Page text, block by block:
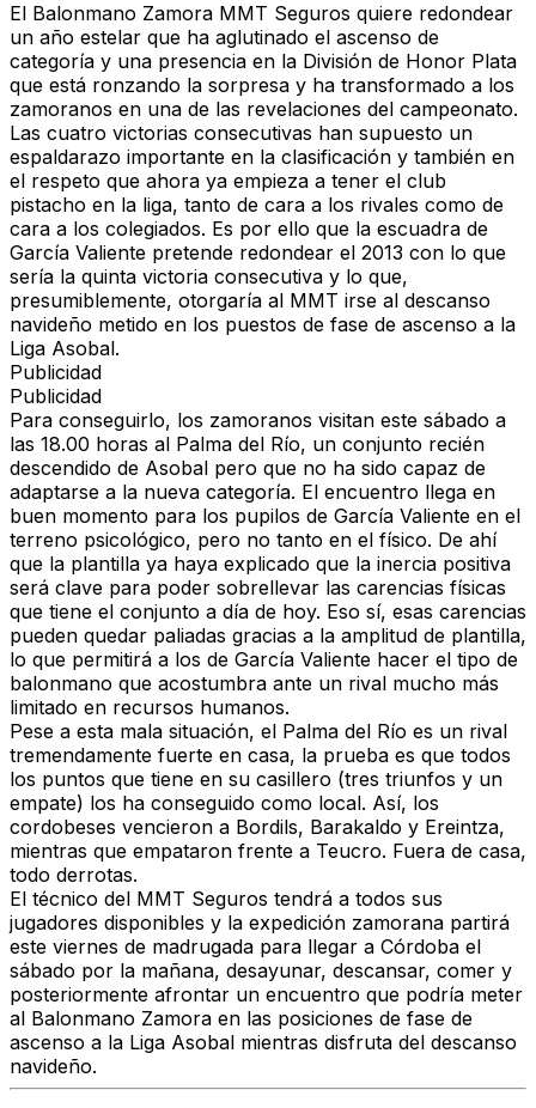
El Balonmano Zamora MMT Seguros quiere redondear
un año estelar que ha aglutinado el ascenso de
categoría y una presencia en la División de Honor Plata
que está ronzando la sorpresa y ha transformado a los
zamoranos en una de las revelaciones del campeonato.
Las cuatro victorias consecutivas han supuesto un
espaldarazo importante en la clasificación y también en
el respeto que ahora ya empieza a tener el club
pistacho en la liga, tanto de cara a los rivales como de
cara a los colegiados. Es por ello que la escuadra de
García Valiente pretende redondear el 2013 con lo que
sería la quinta victoria consecutiva y lo que,
presumiblemente, otorgaría al MMT irse al descanso
navideño metido en los puestos de fase de ascenso a la
Liga Asobal.
Publicidad
Publicidad
Para conseguirlo, los zamoranos visitan este sábado a
las 18.00 horas al Palma del Río, un conjunto recién
descendido de Asobal pero que no ha sido capaz de
adaptarse a la nueva categoría. El encuentro llega en
buen momento para los pupilos de García Valiente en el
terreno psicológico, pero no tanto en el físico. De ahí
que la plantilla ya haya explicado que la inercia positiva
será clave para poder sobrellevar las carencias físicas
que tiene el conjunto a día de hoy. Eso sí, esas carencias
pueden quedar paliadas gracias a la amplitud de plantilla,
lo que permitirá a los de García Valiente hacer el tipo de
balonmano que acostumbra ante un rival mucho más
limitado en recursos humanos.
Pese a esta mala situación, el Palma del Río es un rival
tremendamente fuerte en casa, la prueba es que todos
los puntos que tiene en su casillero (tres triunfos y un
empate) los ha conseguido como local. Así, los
cordobeses vencieron a Bordils, Barakaldo y Ereintza,
mientras que empataron frente a Teucro. Fuera de casa,
todo derrotas.
El técnico del MMT Seguros tendrá a todos sus
jugadores disponibles y la expedición zamorana partirá
este viernes de madrugada para llegar a Córdoba el
sábado por la mañana, desayunar, descansar, comer y
posteriormente afrontar un encuentro que podría meter
al Balonmano Zamora en las posiciones de fase de
ascenso a la Liga Asobal mientras disfruta del descanso
navideño.